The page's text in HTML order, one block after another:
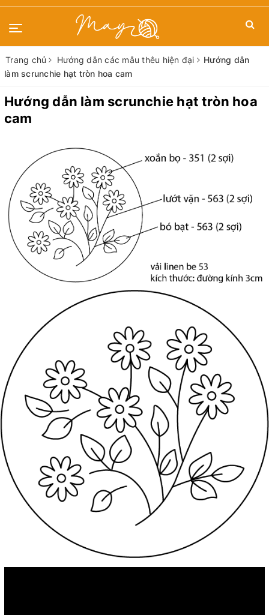
Trang chủ Hướng dẫn các mẫu thêu hiện đại
Hướng dẫn
làm scrunchie hạt tròn hoa cam
Hướng dẫn làm scrunchie hạt tròn hoa
cam